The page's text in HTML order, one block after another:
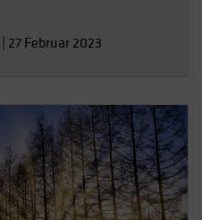
27 Februar 2023